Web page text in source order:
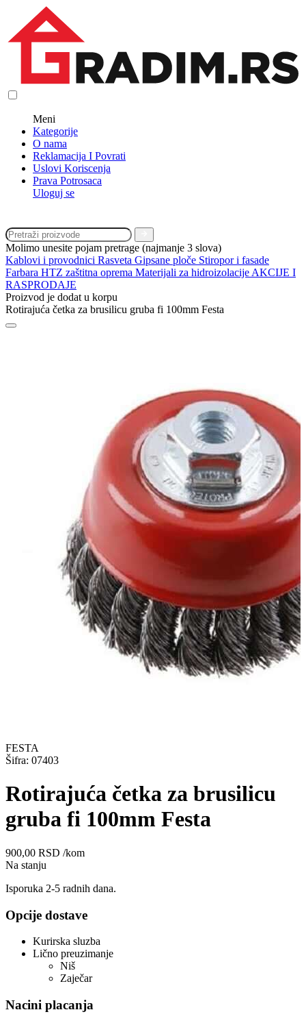
Meni
Kategorije
O nama
Reklamacija I Povrati
Uslovi Koriscenja
Prava Potrosaca
Uloguj se
Molimo unesite pojam pretrage (najmanje 3 slova)
Kablovi i provodnici Rasveta Gipsane ploče Stiropor i fasade
Farbara HTZ zaštitna oprema Materijali za hidroizolacije AKCIJE I
RASPRODAJE
Proizvod je dodat u korpu
Rotirajuća četka za brusilicu gruba fi 100mm Festa
FESTA
Šifra: 07403
Rotirajuća četka za brusilicu
gruba fi 100mm Festa
900,00 RSD /kom
Na stanju
Isporuka 2-5 radnih dana.
Opcije dostave
Kurirska sluzba
Lično preuzimanje
Niš
Zaječar
Nacini placanja